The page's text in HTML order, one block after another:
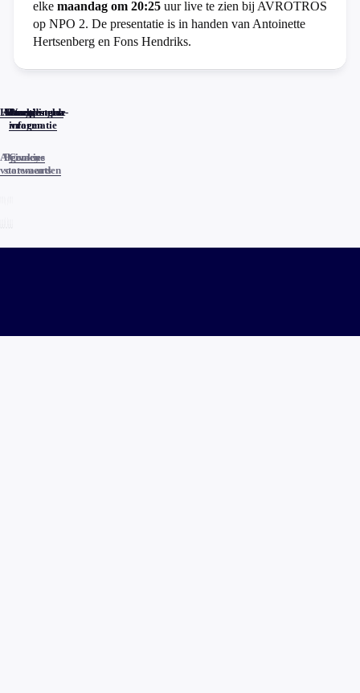
elke maandag om 20:25 uur live te zien bij AVROTROS
op NPO 2. De presentatie is in handen van Antoinette
Hertsenberg en Fons Hendriks.
Home
Actueel
Uitzendingen
Reacties
Programma-
informatie
Veelgestelde
vragen
Algemene
voorwaarden
Privacy
statements
Cookies